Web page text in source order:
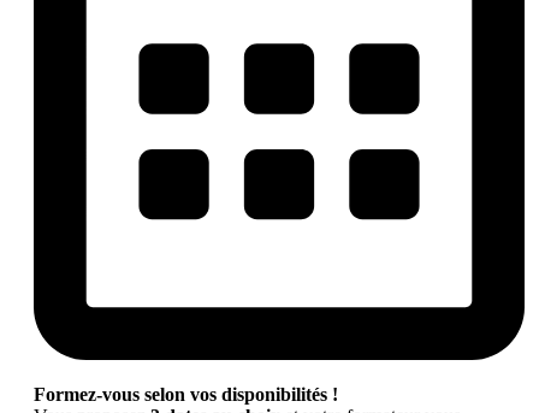
Formez-vous selon vos disponibilités !